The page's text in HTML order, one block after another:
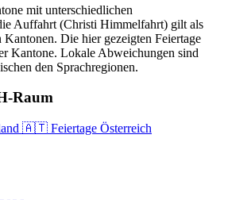
mit unterschiedlichen
Auffahrt (Christi Himmelfahrt) gilt als
Die hier gezeigten Feiertage
Kantone. Lokale Abweichungen sind
den Sprachregionen.
Raum
🇦🇹 Feiertage Österreich